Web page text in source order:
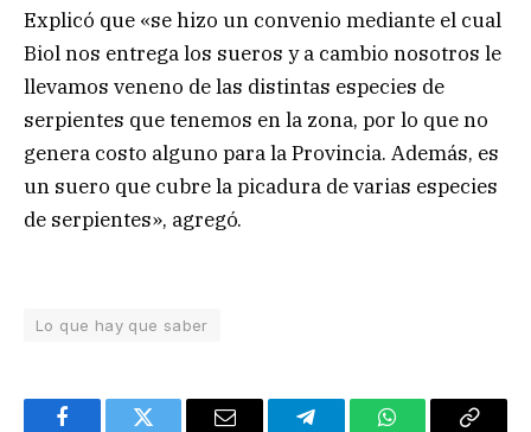
Explicó que «se hizo un convenio mediante el cual
Biol nos entrega los sueros y a cambio nosotros le
llevamos veneno de las distintas especies de
serpientes que tenemos en la zona, por lo que no
genera costo alguno para la Provincia. Además, es
un suero que cubre la picadura de varias especies
de serpientes», agregó.
Lo que hay que saber